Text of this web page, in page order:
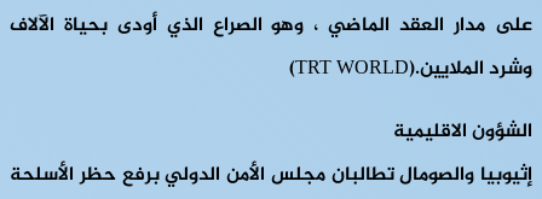
على مدار العقد الماضي ، وهو الصراع الذي أودى بحياة الآلاف
وشرد الملايين.(TRT WORLD)
الشؤون الاقليمية
إثيوبيا والصومال تطالبان مجلس الأمن الدولي برفع حظر الأسلحة